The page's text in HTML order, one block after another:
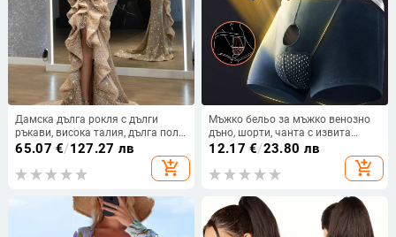
Дамска дълга рокля с дълги
ръкави, висока талия, дълга пола,
полиестер 95%+
65.07 €/127.27 лв
add_shopping_cart
Мъжко бельо за мъжко венозно
дъно, шорти, чанта с извита
боксерска глава, разделяне на
12.17 €/23.80 лв
add_shopping_cart